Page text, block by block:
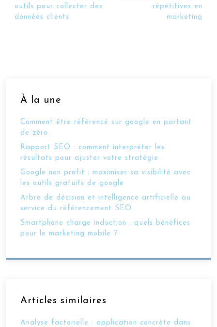
outils pour collecter des
données clients
répétitives en
marketing
À la une
Comment être référencé sur google en partant
de zéro
Rapport SEO : comment interpréter les
résultats pour ajuster votre stratégie
Google non profit : maximiser sa visibilité avec
les outils gratuits de google
Arbre de décision et intelligence artificielle au
service du référencement SEO
Smartphone charge induction : quels bénéfices
pour le marketing mobile ?
Articles similaires
Analyse factorielle : application concrète dans